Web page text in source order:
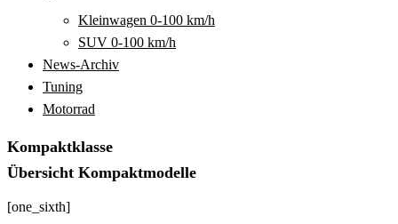
Kleinwagen 0-100 km/h
SUV 0-100 km/h
News-Archiv
Tuning
Motorrad
Kompaktklasse
Übersicht Kompaktmodelle
[one_sixth]